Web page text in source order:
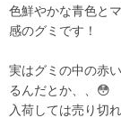
色鮮やかな青色と
感のグミです！
実はグミの中の赤
るんだとか、、😳
入荷しては売り切